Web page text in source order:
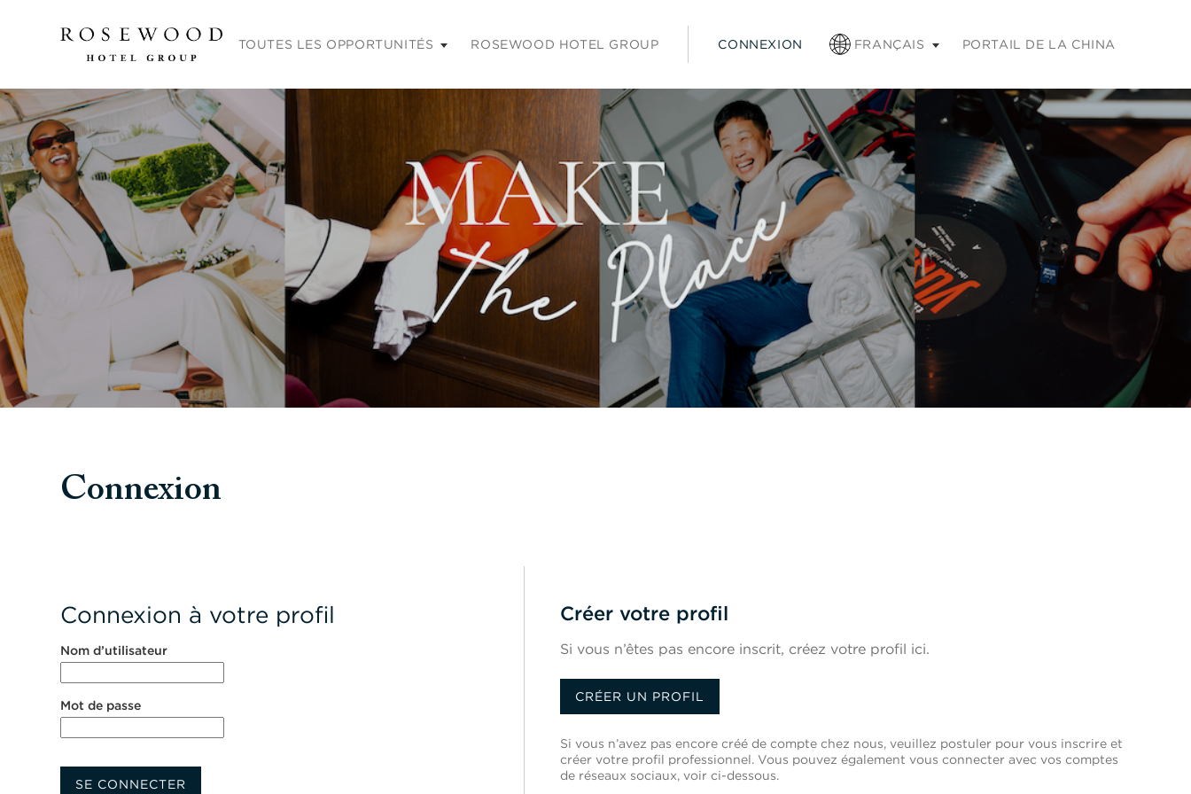
Menu principal. Appuyez sur les touches Entrée ou Espace pour agrandir et sur la touche Échap pour réduire
TOUTES LES OPPORTUNITÉS ROSEWOOD HOTEL GROUP CONNEXION FRANÇAIS PORTAIL DE LA CHINA
Connexion
Connexion à votre profil
Nom d’utilisateur
Mot de passe
SE CONNECTER
Créer votre profil
Si vous n’êtes pas encore inscrit, créez votre profil ici.
CRÉER UN PROFIL
Si vous n’avez pas encore créé de compte chez nous, veuillez postuler pour vous inscrire et
créer votre profil professionnel. Vous pouvez également vous connecter avec vos comptes
de réseaux sociaux, voir ci-dessous.